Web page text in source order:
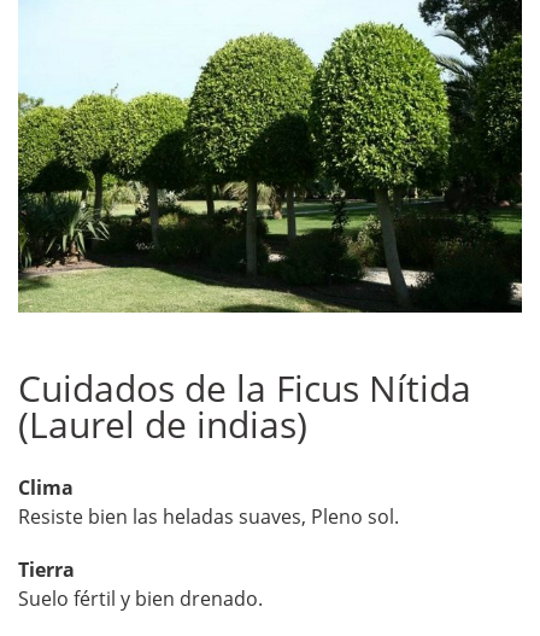
Cuidados de la Ficus Nítida
(Laurel de indias)
Clima
Resiste bien las heladas suaves, Pleno sol.
Tierra
Suelo fértil y bien drenado.